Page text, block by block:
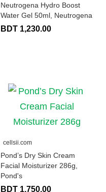
Neutrogena Hydro Boost
Water Gel 50ml, Neutrogena
BDT 1,230.00
cellsii.com
Pond’s Dry Skin Cream
Facial Moisturizer 286g,
Pond's
BDT 1,750.00